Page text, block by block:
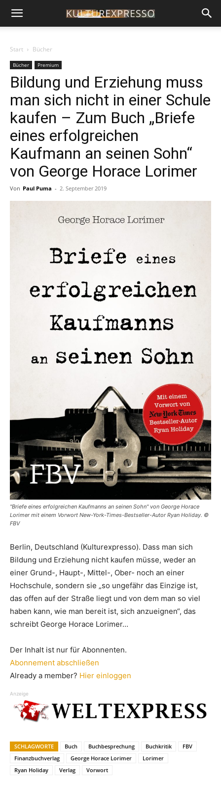
Start Bücher
Bücher Premium
Bildung und Erziehung muss
man sich nicht in einer Schule
kaufen – Zum Buch „Briefe
eines erfolgreichen
Kaufmann an seinen Sohn“
von George Horace Lorimer
Von Paul Puma - 2. September 2019
"Briefe eines erfolgreichen Kaufmanns an seinen Sohn" von George Horace
Lorimer mit einem Vorwort New-York-Times-Bestseller-Autor Ryan Holiday. ©
FBV
Berlin, Deutschland (Kulturexpresso). Dass man sich
Bildung und Erziehung nicht kaufen müsse, weder an
einer Grund-, Haupt-, Mittel-, Ober- noch an einer
Hochschule, sondern sie „so ungefähr das Einzige ist,
das offen auf der Straße liegt und von dem man so viel
haben kann, wie man bereit ist, sich anzueignen“, das
schreibt George Horace Lorimer…
Der Inhalt ist nur für Abonnenten.
Abonnement abschließen
Already a member? Hier einloggen
Anzeige
SCHLAGWORTE Buch Buchbesprechung Buchkritik
FBV
Finanzbuchverlag
George Horace Lorimer
Lorimer
Ryan Holiday
Verlag Vorwort